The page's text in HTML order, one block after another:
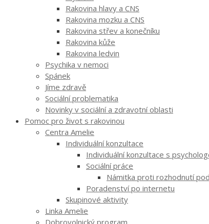
Rakovina hlavy a CNS
Rakovina mozku a CNS
Rakovina střev a konečníku
Rakovina kůže
Rakovina ledvin
Psychika v nemoci
Spánek
Jíme zdravě
Sociální problematika
Novinky v sociální a zdravotní oblasti
Pomoc pro život s rakovinou
Centra Amelie
Individuální konzultace
Individuální konzultace s
Sociální práce
Námitka proti rozhodnutí
Poradenství po internetu
Skupinové aktivity
Linka Amelie
Dobrovolnický program